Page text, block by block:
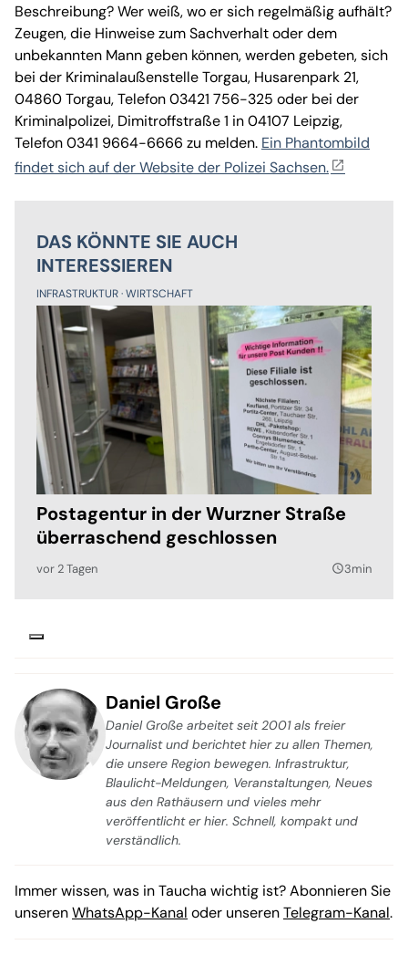
Beschreibung? Wer weiß, wo er sich regelmäßig aufhält?
Zeugen, die Hinweise zum Sachverhalt oder dem
unbekannten Mann geben können, werden gebeten, sich
bei der Kriminalaußenstelle Torgau, Husarenpark 21,
04860 Torgau, Telefon 03421 756-325 oder bei der
Kriminalpolizei, Dimitroffstraße 1 in 04107 Leipzig,
Telefon 0341 9664-6666 zu melden. Ein Phantombild
findet sich auf der Website der Polizei Sachsen.
DAS KÖNNTE SIE AUCH
INTERESSIEREN
INFRASTRUKTUR WIRTSCHAFT
Postagentur in der Wurzner Straße
überraschend geschlossen
vor 2 Tagen query_builder3min
Daniel Große
Daniel Große arbeitet seit 2001 als freier
Journalist und berichtet hier zu allen Themen,
die unsere Region bewegen. Infrastruktur,
Blaulicht-Meldungen, Veranstaltungen, Neues
aus den Rathäusern und vieles mehr
veröffentlicht er hier. Schnell, kompakt und
verständlich.
Immer wissen, was in Taucha wichtig ist? Abonnieren Sie
unserenWhatsApp-Kanal oder unserenTelegram-Kanal.